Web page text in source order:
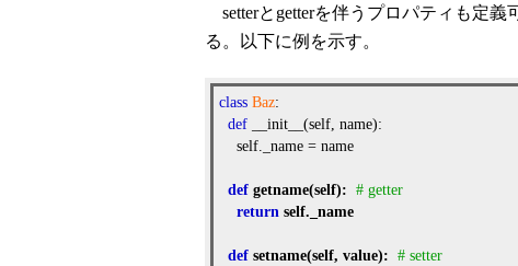
setterとgetterを伴うプロパティも定義
る。以下に例を示す。
class Baz:
def __init__(self, name):
self._name = name
def getname(self): # getter
return self. _name
def setname(self, value): # setter